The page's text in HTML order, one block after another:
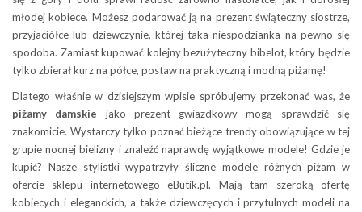
młodej kobiece. Możesz podarować ją na prezent świąteczny siostrze,
przyjaciółce lub dziewczynie, której taka niespodzianka na pewno się
spodoba. Zamiast kupować kolejny bezużyteczny bibelot, który będzie
tylko zbierał kurz na półce, postaw na praktyczną i modną piżamę!
Dlatego właśnie w dzisiejszym wpisie spróbujemy przekonać was, że
piżamy damskie jako prezent gwiazdkowy mogą sprawdzić się
znakomicie. Wystarczy tylko poznać bieżące trendy obowiązujące w tej
grupie nocnej bielizny i znaleźć naprawdę wyjątkowe modele! Gdzie je
kupić? Nasze stylistki wypatrzyły śliczne modele różnych piżam w
ofercie sklepu internetowego eButik.pl. Mają tam szeroką ofertę
kobiecych i eleganckich, a także dziewczęcych i przytulnych modeli na